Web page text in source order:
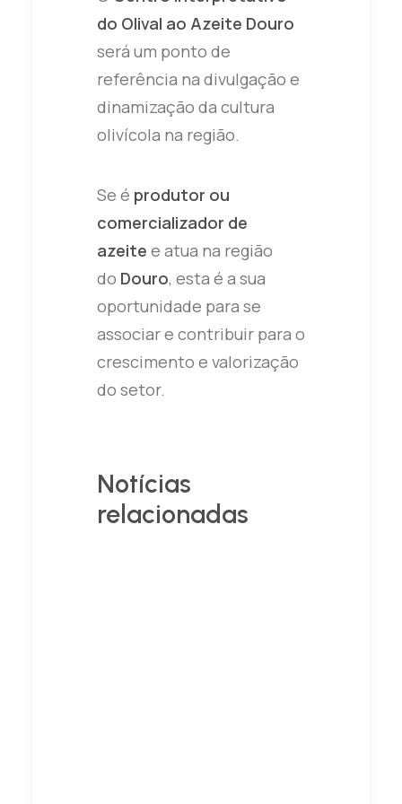
do Olival ao Azeite Douro
será um ponto de
referência na divulgação e
dinamização da cultura
olivícola na região.
Se é produtor ou
comercializador de
azeite e atua na região
do Douro, esta é a sua
oportunidade para se
associar e contribuir para o
crescimento e valorização
do setor.
Notícias
relacionadas